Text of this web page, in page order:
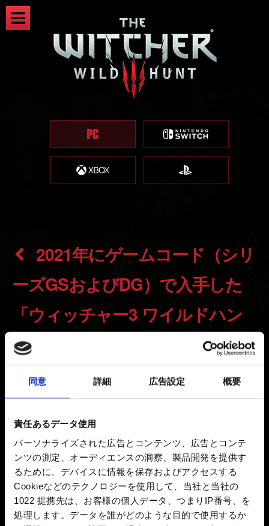
同意 詳細 広告設定 概要
責任あるデータ使用
パーソナライズされた広告とコンテンツ、広告とコンテ
ンツの測定、オーディエンスの洞察、製品開発を提供す
るために、デバイスに情報を保存およびアクセスする
Cookieなどのテクノロジーを使用して、当社と当社の
1022 提携先は、お客様の個人データ、つまりIP番号、を
処理します。データを誰がどのような目的で使用するか
2021年にゲームコード（シリ
ーズGSおよびDG）で入手した
「ウィッチャー3 ワイルドハン
ト」の所有権はく奪について
新着 5年前 更新 1年前
編）のゲームコードが不正に入手され、弊社でサポート
していないストアなどで販売されていることが発覚しま
した。
2021年6月8日をもって、これらのコードを使用した
GOGアカウントにおける「「ウィッチャー3 ワイルドハ
ント」の所有権をはく奪しました。 また、不正入手され